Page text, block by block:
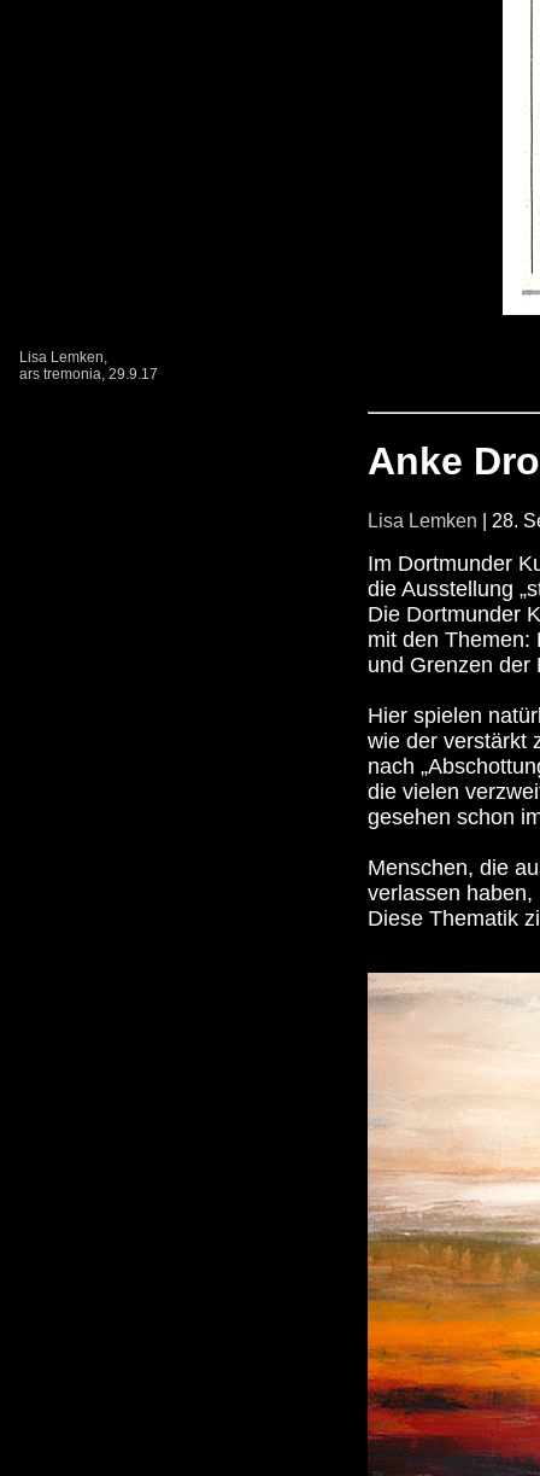
Lisa Lemken,
ars tremonia, 29.9.17
Anke
Lisa Lemken | 28.
Im Dortmunder
die Ausstellung
Die Dortmunder
mit den Themen:
und Grenzen der
Hier spielen
wie der verstärkt
nach
die vielen
gesehen schon
Menschen, die
verlassen
Diese Thematik